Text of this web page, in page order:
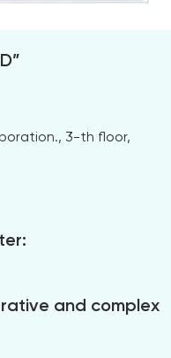
3-th floor,
and complex